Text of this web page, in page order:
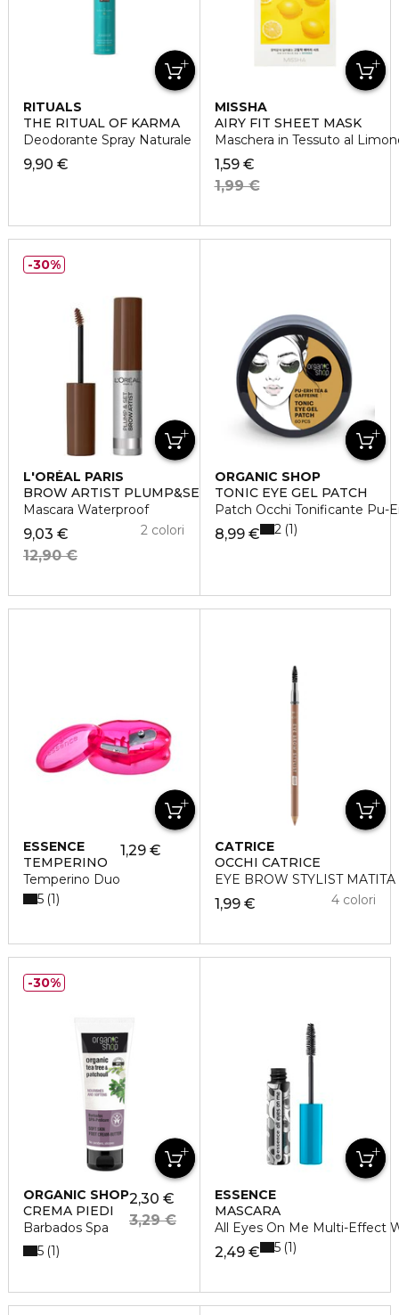
RITUALS
THE RITUAL OF KARMA
Deodorante Spray Naturale
9,90 €
MISSHA
AIRY FIT SHEET MASK
Maschera in Tessuto al
1,59 €
1,99 €
L'ORÉAL PARIS
BROW ARTIST PLUMP&SET
Mascara Waterproof
9,03 €
12,90 €
2 colori
30%
ORGANIC SHOP
TONIC EYE GEL PATCH
Patch Occhi Tonificante Pu-
8,99 € 2 1
ESSENCE
TEMPERINO
Temperino Duo
1,29 €
5 1
CATRICE
OCCHI CATRICE
EYE BROW STYLIST MATITA
1,99 € 4 colori
ORGANIC SHOP
CREMA PIEDI
Barbados Spa
2,30 €
3,29 €
5 1
30%
ESSENCE
MASCARA
All Eyes On Me Multi-Effect
2,49 € 5 1